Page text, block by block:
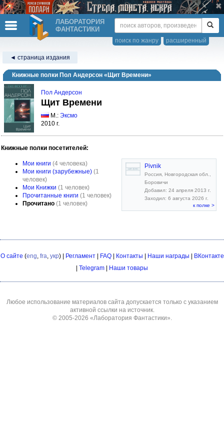
ЛАБОРАТОРИЯ
ФАНТАСТИКИ
расширенный
поиск по жанру
◄ страница издания
Книжные полки Пол Андерсон «Щит Времени»
Пол Андерсон
Щит Времени
М.: Эксмо
2010 г.
Книжные полки посетителей:
Мои книги (4 человека)
Мои книги (зарубежные) (1
человек)
Мои Книжки (1 человек)
Прочитанные книги (1 человек)
Прочитано (1 человек)
Pivnik
Россия, Новгородская обл.,
Боровичи
Добавил: 24 апреля 2013 г.
Заходил: 6 августа 2026 г.
к полке >
О сайте (eng, fra, укр) | Регламент| FAQ| Контакты Наши награды
ВКонтакте
Telegram Наши товары
Любое использование материалов сайта допускается только с указанием
активной ссылки на источник.
© 2005-2026 «Лаборатория Фантастики».